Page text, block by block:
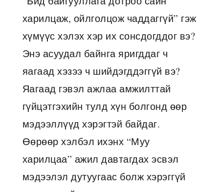
харилцаж, ойлголцож чаддаггүй” гэж
хүмүүс хэлэх хэр их сонсдогддог вэ?
Энэ асуудал байнга яригддаг ч
яагаад хэзээ ч шийдэгддэггүй вэ?
Яагаад гэвэл ажлаа амжилттай
гүйцэтгэхийн тулд хүн болгонд өөр
мэдээллүүд хэрэгтэй байдаг.
Өөрөөр хэлбэл ихэнх “Муу
харилцаа” ажил давтагдах эсвэл
мэдээлэл дутуугаас болж хэрэггүй